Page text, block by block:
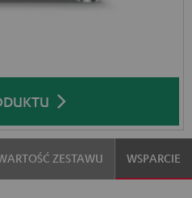
ZESTAWU WSPARCIE